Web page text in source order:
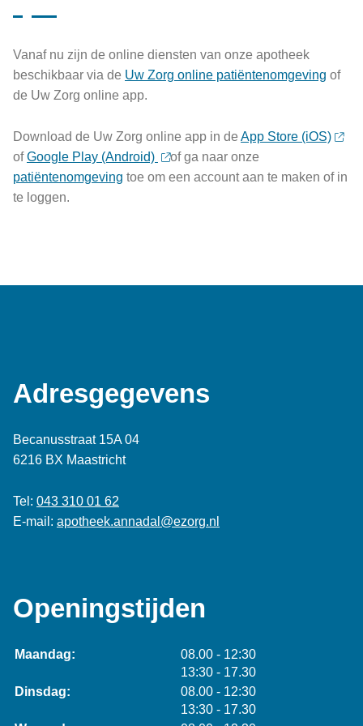
Vanaf nu zijn de online diensten van onze apotheek
beschikbaar via de Uw Zorg online patiëntenomgeving of
de Uw Zorg online app.
Download de Uw Zorg online app in de App Store (iOS)
ofGoogle Play (Android)
of ga naar onze
patiëntenomgeving toe om een account aan te maken of in
te loggen.
Adresgegevens
Becanusstraat 15A 04
6216 BX Maastricht
Tel: 043 310 01 62
E-mail: apotheek.annadal@ezorg.nl
Openingstijden
Maandag: 08.00 tot
- 12:30
13:30 tot
- 17.30
Dinsdag:
08.00 tot
- 12:30
13:30 tot
- 17.30